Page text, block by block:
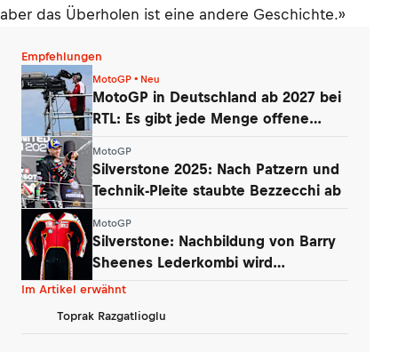
aber das Überholen ist eine andere Geschichte.»
Empfehlungen
MotoGP • Neu
MotoGP in Deutschland ab 2027 bei
RTL: Es gibt jede Menge offene
MotoGP
Silverstone 2025: Nach Patzern und
Technik-Pleite staubte Bezzecchi ab
MotoGP
Silverstone: Nachbildung von Barry
Sheenes Lederkombi wird
versteigert
Im Artikel erwähnt
Toprak Razgatlioglu